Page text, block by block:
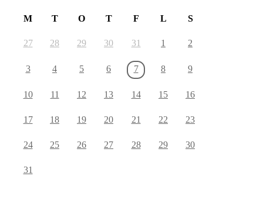
M T O T F L S
27 28 29 30 31 1 2
3 4 5 6 7 8 9
10 11 12 13 14 15 16
17 18 19 20 21 22 23
24 25 26 27 28 29 30
31